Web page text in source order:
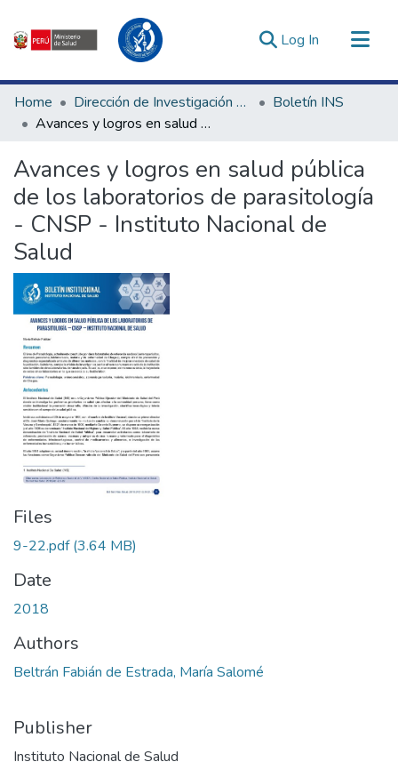
Log In (current)
Communities & Collections
All of DSpace
Estadísticas Externas
Enlaces de interés ▾
Home Dirección de Investigación e Innovación en Salud
Boletín INS
Avances y logros en salud pública de los laboratorios de parasitología - CNSP - Instituto Nacional de Salud
Avances y logros en salud pública
de los laboratorios de parasitología
- CNSP - Instituto Nacional de
Salud
Files
9-22.pdf(3.64 MB)
Date
2018
Authors
Beltrán Fabián de Estrada, María Salomé
Publisher
Instituto Nacional de Salud